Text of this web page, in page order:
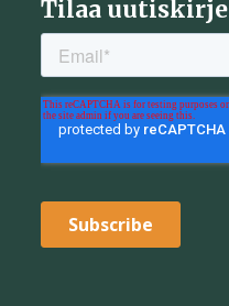
Tilaa uutiskirje